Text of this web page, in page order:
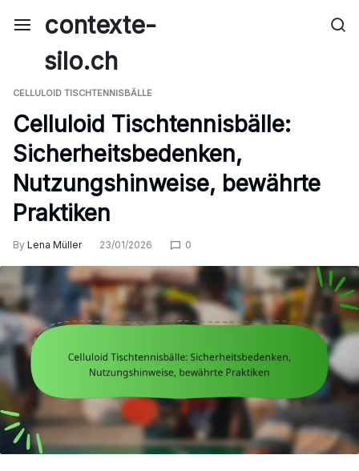
contexte-
silo.ch
CELLULOID TISCHTENNISBÄLLE
Celluloid Tischtennisbälle:
Sicherheitsbedenken,
Nutzungshinweise, bewährte
Praktiken
By Lena Müller 23/01/2026 0